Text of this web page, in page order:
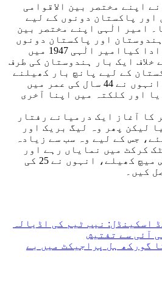
اپنے مختصر بین الاقوامی
اور پاکستان دونوں کے لیے
امیر الٰہی اپنے مختصر بین
اور پاکستان دونوں
کے لیے نمایاں کردار ادا کیاامیر الٰہی 1947 میں
خلاف ایک بار ہندوستان کی طرف
53 میں پاکستان کے لیے پانچ بار کھیلنے
کا اعزاز رکھتے ہیں، انہوں نے 44 سال کی عمر میں
اور کلکتہ میں اپنا آخری
کا آغاز ایک درمیانے رفتار
لیکن پھر وہ لیگ بریک اور
جس کے لیے وہ سب سے زیادہ
کرکٹ میں نمایاں رہے اور
انہوں نے 119 فرسٹ کلاس میچ کھیلے، انہوں نے 25 کی
اسکینڈل: نیب ٹیم کی اڈیالہ
آئی سے تفتیش
گورکھ ہل پراجیکٹ میں بے